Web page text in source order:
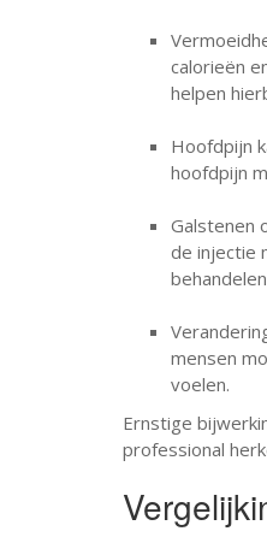
calorieën
helpen
Hoofdpijn
hoofdpijn
Galstenen
de injectie
mensen
voelen.
Ernstige
professional